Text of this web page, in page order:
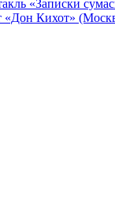
«Записки
«Дон Кихот»